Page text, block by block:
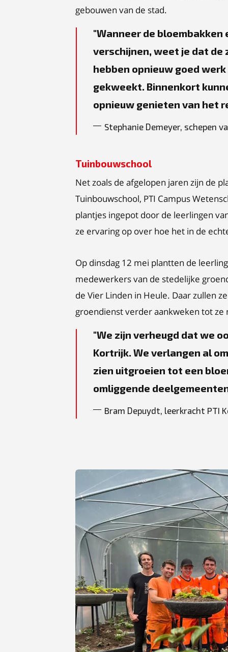
gebouwen van de stad.
Wanneer de
verschijnen, weet je dat de
hebben opnieuw goed
gekweekt. Binnenkort
opnieuw genieten van het
Stephanie Demeyer, schepen
Tuinbouwschool
Net zoals de afgelopen jaren zijn de
Tuinbouwschool, PTI Campus
plantjes ingepot door de leerlingen
ze ervaring op over hoe het in de
Op dinsdag 12 mei plantten de
medewerkers van de stedelijke
de Vier Linden in Heule. Daar zullen
groendienst verder aankweken tot
We zijn verheugd dat we
Kortrijk. We verlangen al
zien uitgroeien tot een
omliggende
Bram Depuydt, leerkracht PTI